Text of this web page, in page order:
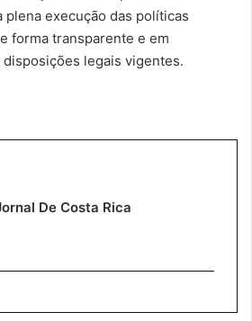
plena execução das políticas
forma transparente e em
legais vigentes.
De Costa Rica